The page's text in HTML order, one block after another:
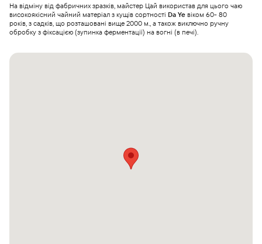
На відміну від фабричних зразків, майстер Цай використав для цього чаю
високоякісний чайний матеріал з кущів сортності Da Ye віком 60- 80
років, з садків, що розташовані вище 2000 м., а також виключно ручну
обробку з фіксацією (зупинка ферментації) на вогні (в печі).